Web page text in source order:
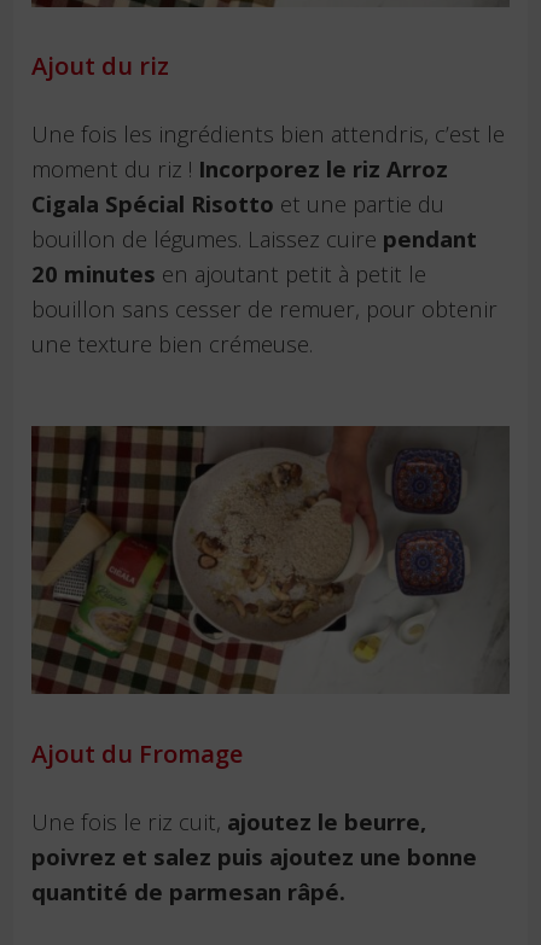
Ajout du riz
Une fois les ingrédients bien attendris, c’est le
moment du riz ! Incorporez le riz Arroz
Cigala Spécial Risotto et une partie du
bouillon de légumes. Laissez cuire pendant
20 minutes en ajoutant petit à petit le
bouillon sans cesser de remuer, pour obtenir
une texture bien crémeuse.
Ajout du Fromage
Une fois le riz cuit, ajoutez le beurre,
poivrez et salez puis ajoutez une bonne
quantité de parmesan râpé.